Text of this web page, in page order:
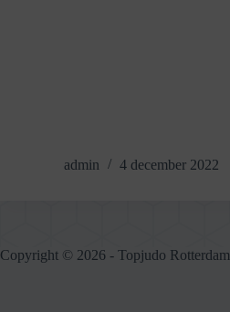
admin 4 december 2022
Copyright © 2026 - Topjudo Rotterdam